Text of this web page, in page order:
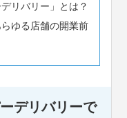
リバリー」とは？
ゆる店舗の開業前
デリバリーで